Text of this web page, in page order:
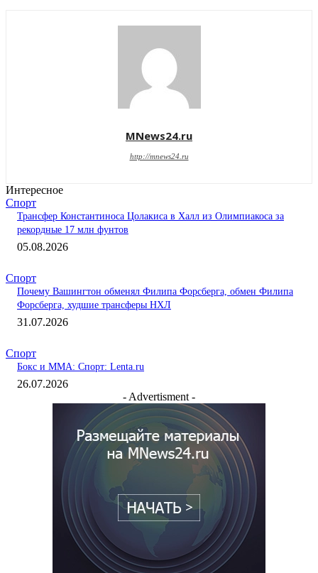
MNews24.ru
http://mnews24.ru
Интересное
Спорт
Трансфер Константиноса Цолакиса в Халл из Олимпиакоса за
рекордные 17 млн фунтов
05.08.2026
Спорт
Почему Вашингтон обменял Филипа Форсберга, обмен Филипа
Форсберга, худшие трансферы НХЛ
31.07.2026
Спорт
Бокс и ММА: Спорт: Lenta.ru
26.07.2026
- Advertisment -